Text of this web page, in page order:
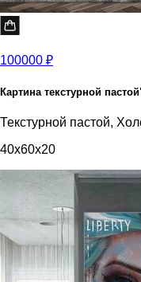
100000 ₽
Картина текстурной
Текстурной пастой,
40x60x20